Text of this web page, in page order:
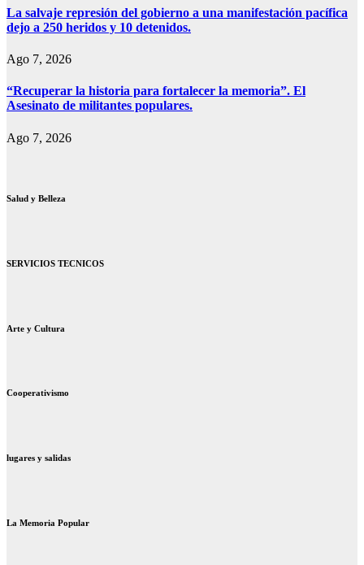
La salvaje represión del gobierno a una manifestación pacífica
dejo a 250 heridos y 10 detenidos.
Ago 7, 2026
“Recuperar la historia para fortalecer la memoria”. El
Asesinato de militantes populares.
Ago 7, 2026
Salud y Belleza
SERVICIOS TECNICOS
Arte y Cultura
Cooperativismo
lugares y salidas
La Memoria Popular